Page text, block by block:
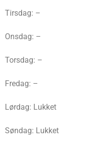
Tirsdag: –
Onsdag: –
Torsdag: –
Fredag: –
Lørdag: Lukket
Søndag: Lukket